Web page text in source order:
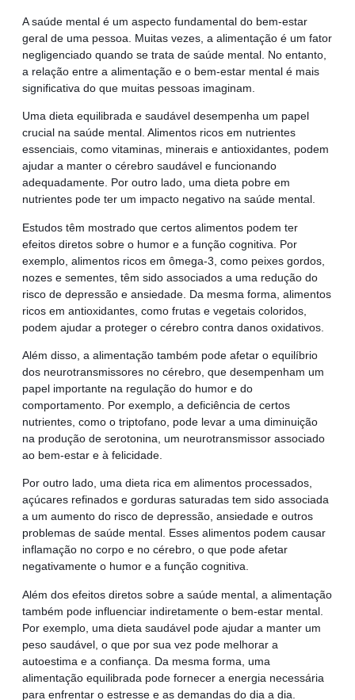
A saúde mental é um aspecto fundamental do bem-estar
geral de uma pessoa. Muitas vezes, a alimentação é um fator
negligenciado quando se trata de saúde mental. No entanto,
a relação entre a alimentação e o bem-estar mental é mais
significativa do que muitas pessoas imaginam.
Uma dieta equilibrada e saudável desempenha um papel
crucial na saúde mental. Alimentos ricos em nutrientes
essenciais, como vitaminas, minerais e antioxidantes, podem
ajudar a manter o cérebro saudável e funcionando
adequadamente. Por outro lado, uma dieta pobre em
nutrientes pode ter um impacto negativo na saúde mental.
Estudos têm mostrado que certos alimentos podem ter
efeitos diretos sobre o humor e a função cognitiva. Por
exemplo, alimentos ricos em ômega-3, como peixes gordos,
nozes e sementes, têm sido associados a uma redução do
risco de depressão e ansiedade. Da mesma forma, alimentos
ricos em antioxidantes, como frutas e vegetais coloridos,
podem ajudar a proteger o cérebro contra danos oxidativos.
Além disso, a alimentação também pode afetar o equilíbrio
dos neurotransmissores no cérebro, que desempenham um
papel importante na regulação do humor e do
comportamento. Por exemplo, a deficiência de certos
nutrientes, como o triptofano, pode levar a uma diminuição
na produção de serotonina, um neurotransmissor associado
ao bem-estar e à felicidade.
Por outro lado, uma dieta rica em alimentos processados,
açúcares refinados e gorduras saturadas tem sido associada
a um aumento do risco de depressão, ansiedade e outros
problemas de saúde mental. Esses alimentos podem causar
inflamação no corpo e no cérebro, o que pode afetar
negativamente o humor e a função cognitiva.
Além dos efeitos diretos sobre a saúde mental, a alimentação
também pode influenciar indiretamente o bem-estar mental.
Por exemplo, uma dieta saudável pode ajudar a manter um
peso saudável, o que por sua vez pode melhorar a
autoestima e a confiança. Da mesma forma, uma
alimentação equilibrada pode fornecer a energia necessária
para enfrentar o estresse e as demandas do dia a dia.